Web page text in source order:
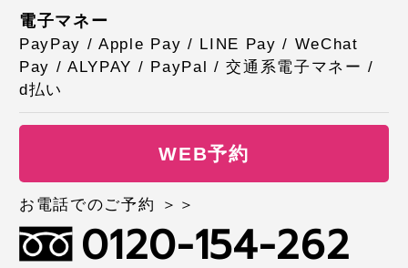
電子マネー
PayPay / Apple Pay / LINE Pay / WeChat
Pay / ALYPAY / PayPal / 交通系電子マネー /
d払い
WEB予約
お電話でのご予約 ＞＞
0120-154-262